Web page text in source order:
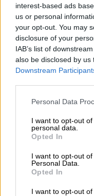
interest-based ads
us or personal
your opt-out. You may
disclosure of your
IAB’s list of
also be disclosed by
Downstream
Please note that this
not limited to your visit
grant or deny consent
use your data for
consent section.
Personal Data
I want to opt-out
personal data.
Opted In
I want to opt-out
Personal Data.
Opted In
I want to opt-out
Η νύχτα των
Ένα ζευγάρι, η
εισέρχεται
κόσμο ενός
παράσταση...